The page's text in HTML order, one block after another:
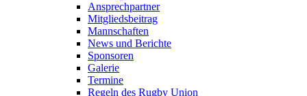
Ansprechpartner
Mitgliedsbeitrag
Mannschaften
News und Berichte
Sponsoren
Galerie
Termine
Regeln des Rugby Union